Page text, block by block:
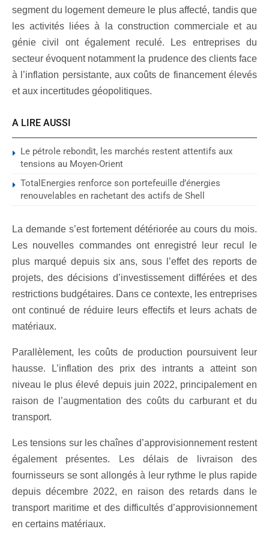
segment du logement demeure le plus affecté, tandis que
les activités liées à la construction commerciale et au
génie civil ont également reculé. Les entreprises du
secteur évoquent notamment la prudence des clients face
à l’inflation persistante, aux coûts de financement élevés
et aux incertitudes géopolitiques.
A LIRE AUSSI
Le pétrole rebondit, les marchés restent attentifs aux
tensions au Moyen-Orient
TotalEnergies renforce son portefeuille d’énergies
renouvelables en rachetant des actifs de Shell
La demande s’est fortement détériorée au cours du mois.
Les nouvelles commandes ont enregistré leur recul le
plus marqué depuis six ans, sous l’effet des reports de
projets, des décisions d’investissement différées et des
restrictions budgétaires. Dans ce contexte, les entreprises
ont continué de réduire leurs effectifs et leurs achats de
matériaux.
Parallèlement, les coûts de production poursuivent leur
hausse. L’inflation des prix des intrants a atteint son
niveau le plus élevé depuis juin 2022, principalement en
raison de l’augmentation des coûts du carburant et du
transport.
Les tensions sur les chaînes d’approvisionnement restent
également présentes. Les délais de livraison des
fournisseurs se sont allongés à leur rythme le plus rapide
depuis décembre 2022, en raison des retards dans le
transport maritime et des difficultés d’approvisionnement
en certains matériaux.